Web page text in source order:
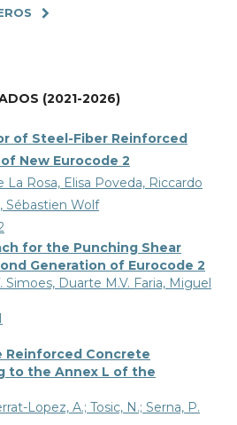
(2021-2026)
of Steel-Fiber Reinforced
New Eurocode 2
Rosa, Elisa Poveda, Riccardo
Sébastien Wolf
for the Punching Shear
Generation of Eurocode 2
Duarte M.V. Faria, Miguel
Reinforced Concrete
to the Annex L of the
Lopez, A.; Tosic, N.; Serna, P.